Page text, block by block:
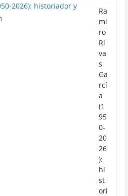
Ra
mi
ro
Ri
va
s
Ga
rcí
a
(1
95
0-
20
26
):
hi
st
ori